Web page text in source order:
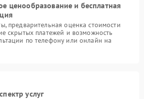
ценообразование и бесплатная
предварительная оценка стоимости
скрытых платежей и возможность
по телефону или онлайн на
услуг